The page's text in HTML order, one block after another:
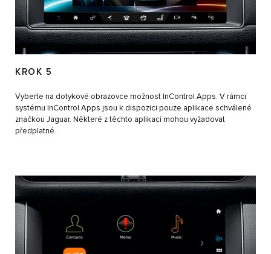
KROK 5
Vyberte na dotykové obrazovce možnost InControl Apps. V rámci
systému InControl Apps jsou k dispozici pouze aplikace schválené
značkou Jaguar. Některé z těchto aplikací mohou vyžadovat
předplatné.